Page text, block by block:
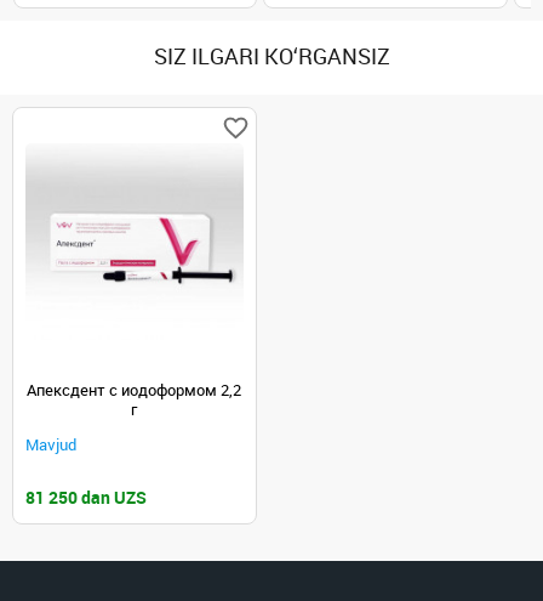
SIZ ILGARI KO‘RGANSIZ
Апексдент с иодоформом 2,2
г
Mavjud
81 250 dan UZS